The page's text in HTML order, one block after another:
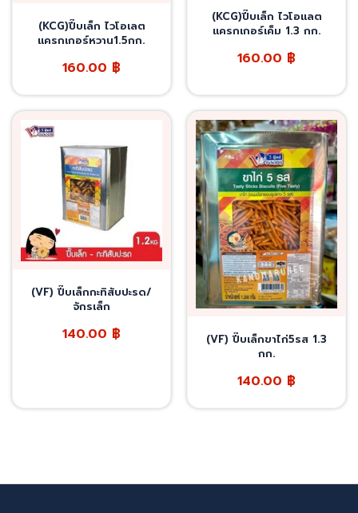
(KCG)ปี๊บเล็ก ไวโอเลต
แครกเกอร์หวาน1.5กก.
160.00 ฿
(KCG)ปี๊บเล็ก ไวโอแลต
แครกเกอร์เค็ม 1.3 กก.
160.00 ฿
(VF) ปี๊บเล็กกะทิสับปะรด/
จักรเล็ก
140.00 ฿
(VF) ปี๊บเล็กขาไก่5รส 1.3
กก.
140.00 ฿